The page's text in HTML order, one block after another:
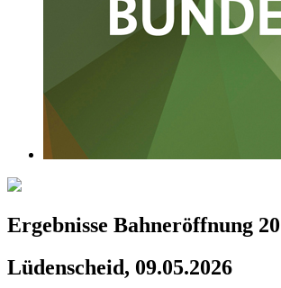
Ergebnisse Bahneröffnung
Lüdenscheid, 09.05.2026